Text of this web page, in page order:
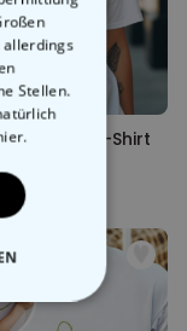
T-Shirt
allerdings
Stellen.